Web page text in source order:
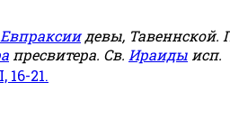
Евпраксиидевы, Тавеннской.
пресвитера. Св. Ираиды исп.
16-21.